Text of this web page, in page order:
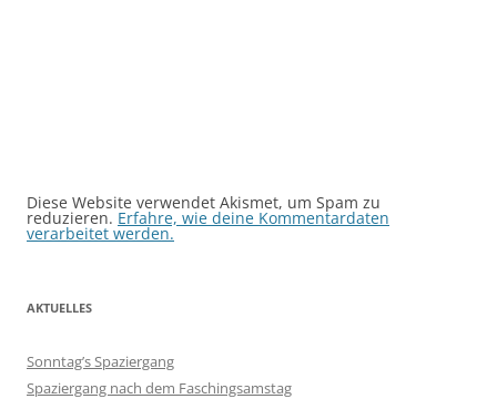
Diese Website verwendet Akismet, um Spam zu
reduzieren. Erfahre, wie deine Kommentardaten
verarbeitet werden.
AKTUELLES
Sonntag’s Spaziergang
Spaziergang nach dem Faschingsamstag